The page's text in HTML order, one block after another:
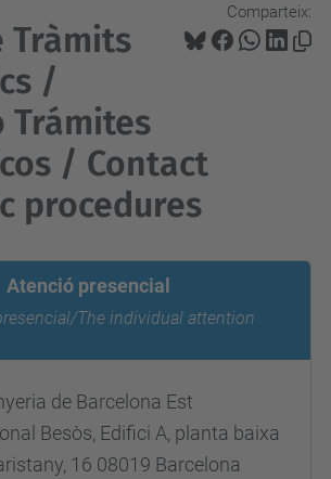
Comparteix:
Tràmits
/
Trámites
/ Contact
procedures
Atenció presencial
The individual attention
de Barcelona Est
Besòs, Edifici A, planta baixa
16 08019 Barcelona